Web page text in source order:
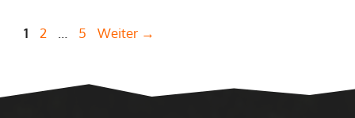
Seite
1 Seite
2 Seite
5 Weiter →